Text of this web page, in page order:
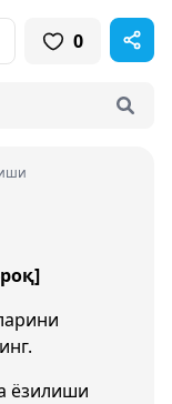
0
ёзилиши